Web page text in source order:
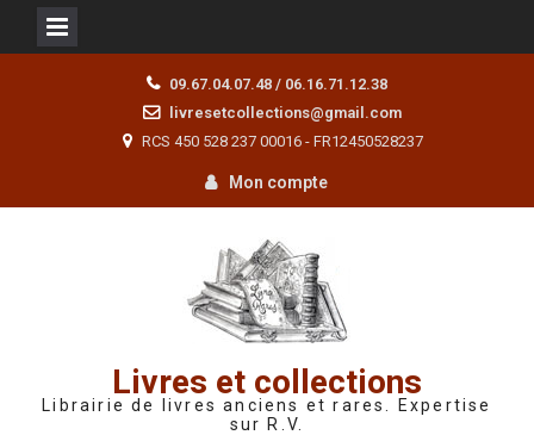
09.67.04.07.48 / 06.16.71.12.38
livresetcollections@gmail.com
RCS 450 528 237 00016 - FR12450528237
Mon compte
Livres et collections
Librairie de livres anciens et rares. Expertise
sur R.V.